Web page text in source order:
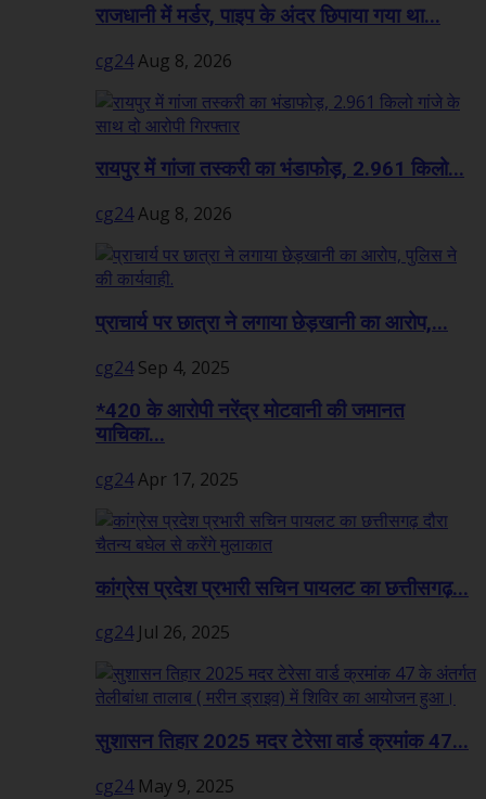
राजधानी में मर्डर, पाइप के अंदर छिपाया गया था...
cg24Aug 8, 2026
रायपुर में गांजा तस्करी का भंडाफोड़, 2.961 किलो...
cg24Aug 8, 2026
प्राचार्य पर छात्रा ने लगाया छेड़खानी का आरोप,...
cg24 Sep 4, 2025
*420 के आरोपी नरेंद्र मोटवानी की जमानत
याचिका...
cg24Apr 17, 2025
कांग्रेस प्रदेश प्रभारी सचिन पायलट का छत्तीसगढ़...
cg24 Jul 26, 2025
सुशासन तिहार 2025 मदर टेरेसा वार्ड क्रमांक 47...
cg24 May 9, 2025